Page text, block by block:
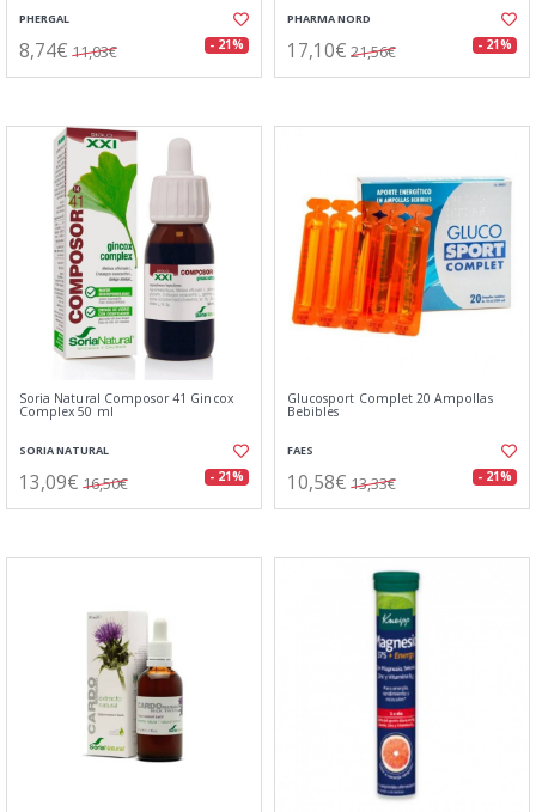
PHERGAL
8,74€ 11,03€ - 21%
PHARMA NORD
17,10€ 21,56€ - 21%
Soria Natural Composor 41 Gincox
Complex 50 ml
SORIA NATURAL
13,09€ 16,50€ - 21%
Glucosport Complet 20 Ampollas
Bebibles
FAES
10,58€ 13,33€ - 21%